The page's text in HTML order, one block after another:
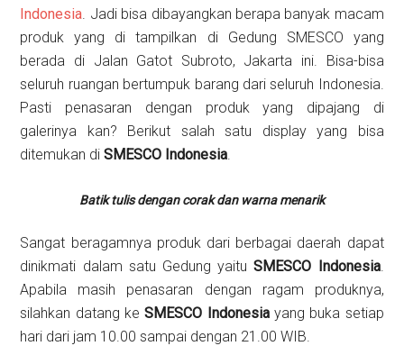
Indonesia. Jadi bisa dibayangkan berapa banyak macam
produk yang di tampilkan di Gedung SMESCO yang
berada di Jalan Gatot Subroto, Jakarta ini. Bisa-bisa
seluruh ruangan bertumpuk barang dari seluruh Indonesia.
Pasti penasaran dengan produk yang dipajang di
galerinya kan? Berikut salah satu display yang bisa
ditemukan diSMESCO Indonesia.
Batik tulis dengan corak dan warna menarik
Sangat beragamnya produk dari berbagai daerah dapat
dinikmati dalam satu Gedung yaituSMESCO Indonesia.
Apabila masih penasaran dengan ragam produknya,
silahkan datang keSMESCO Indonesiayang buka setiap
hari dari jam 10.00 sampai dengan 21.00 WIB.